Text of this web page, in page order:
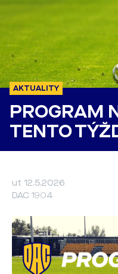
AKTUALITY
PROGRAM
TENTO
ut 12.5.2026
DAC 1904